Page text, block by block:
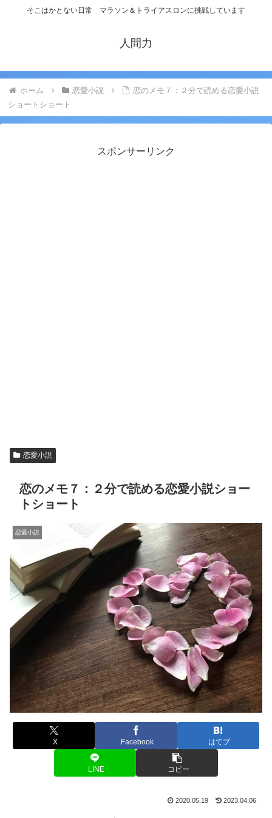
そこはかとない日常 マラソン＆トライアスロンに挑戦しています
人間力
ホーム 恋愛小説
恋のメモ７：２分で読める恋愛小説
ショートショート
スポンサーリンク
恋愛小説
恋のメモ７：２分で読める恋愛小説ショー
トショート
恋愛小説
X Facebook はてブ
LINE コピー
2020.05.19 2023.04.06